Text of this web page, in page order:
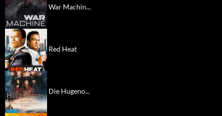
War Machin...
Red Heat
Die Hugeno...